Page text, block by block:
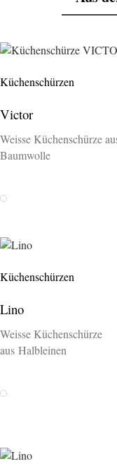
Küchenschürzen
Victor
Weisse Küchenschürze
Baumwolle
Weiss
Küchenschürzen
Lino
Weisse Küchenschürze
aus Halbleinen
Weiss